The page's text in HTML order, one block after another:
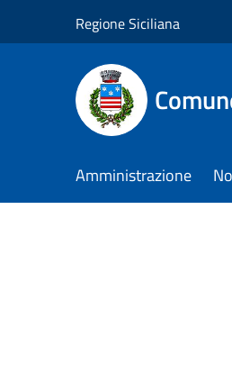
Regione Siciliana
Amministrazione